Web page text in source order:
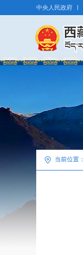
中央人民政府
当前位置：